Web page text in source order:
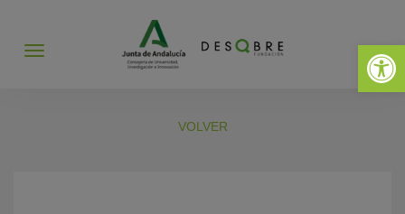
Abrir
Abrir
VOLVER